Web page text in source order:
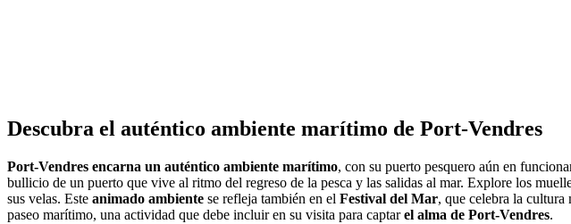
Descubra el auténtico ambiente marítimo de Port-Vendres
Port-Vendres encarna un auténtico ambiente marítimo, con su puerto pesquero aún en
bullicio de un puerto que vive al ritmo del regreso de la pesca y las salidas al mar. Explore los
sus velas. Este animado ambiente se refleja también en el Festival del Mar, que celebra la cultura
paseo marítimo, una actividad que debe incluir en su visita para captarel alma de Port-Vendres.